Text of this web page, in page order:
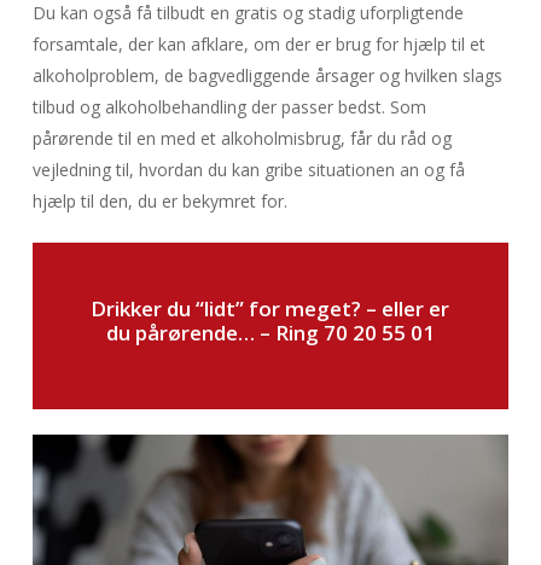
Du kan også få tilbudt en gratis og stadig uforpligtende
forsamtale, der kan afklare, om der er brug for hjælp til et
alkoholproblem, de bagvedliggende årsager og hvilken slags
tilbud og alkoholbehandling der passer bedst. Som
pårørende til en med et alkoholmisbrug, får du råd og
vejledning til, hvordan du kan gribe situationen an og få
hjælp til den, du er bekymret for.
Drikker du “lidt” for meget? – eller er
du pårørende… – Ring 70 20 55 01